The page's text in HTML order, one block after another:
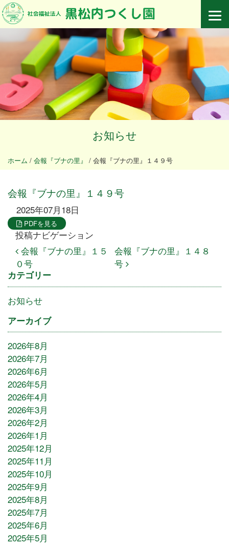
お知らせ
ホーム / 会報『ブナの里』 / 会報『ブナの里』１４９号
会報『ブナの里』１４９号
2025年07月18日
PDFを見る
投稿ナビゲーション
会報『ブナの里』１５
０号
会報『ブナの里』１４８
号
カテゴリー
お知らせ
アーカイブ
2026年8月
2026年7月
2026年6月
2026年5月
2026年4月
2026年3月
2026年2月
2026年1月
2025年12月
2025年11月
2025年10月
2025年9月
2025年8月
2025年7月
2025年6月
2025年5月